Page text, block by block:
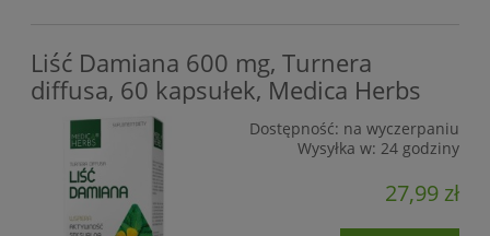
Liść Damiana 600 mg, Turnera
diffusa, 60 kapsułek, Medica Herbs
Dostępność: na wyczerpaniu
Wysyłka w: 24 godziny
27,99 zł